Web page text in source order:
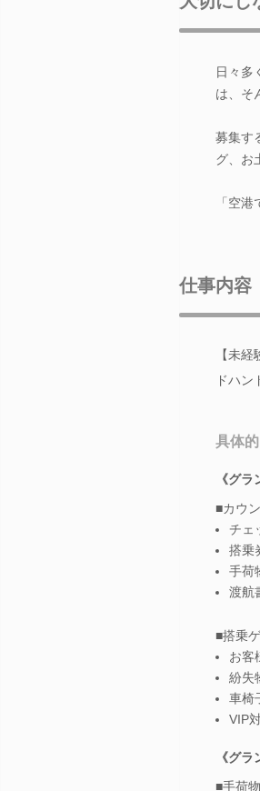
日々多
は、そ
募集す
グ、お
「空
仕事内容
【未
ドハ
具体
《グラ
■カウ
チェ
搭乗
手荷
渡航
■搭乗
お客
紛失
車椅
VIP
《グ
■手荷